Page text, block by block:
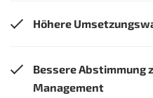
Höhere
Bessere Abstimmung
Management